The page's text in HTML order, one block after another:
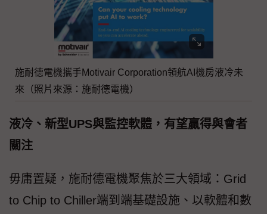
施耐德電機攜手Motivair Corporation領航AI機房液冷未
來（照片來源：施耐德電機）
液冷、新型UPS與監控軟體，有望贏得與會者
關注
毋庸置疑，施耐德電機聚焦於三大領域：Grid
to Chip to Chiller端到端基礎設施、以軟體和數